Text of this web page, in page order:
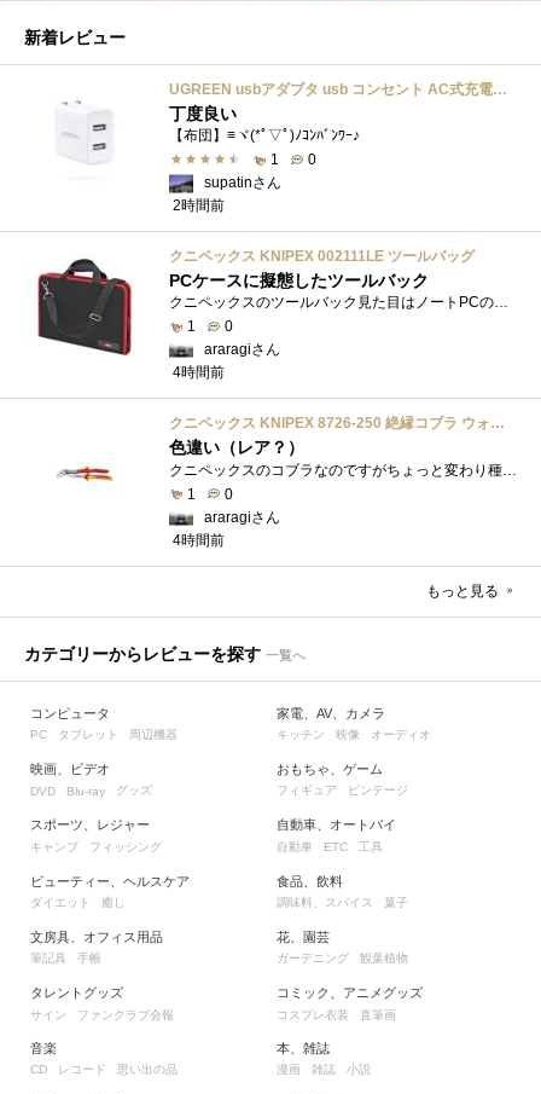
新着レビュー
UGREEN usbアダプタ usb コンセント AC式充電器 3.1A PSE認証済み 折りたたみ式プラグ 2ポート
丁度良い
【布団】≡ヾ(*ﾟ▽ﾟ)ﾉｺﾝﾊﾞﾝﾜｰ♪
1
0
supatinさん
2時間前
クニペックス KNIPEX 002111LE ツールバッグ
PCケースに擬態したツールバック
クニペックスのツールバック見た目はノートPCのバックみたい。中には工具を入れるポケットや工具を固定するゴムバンドが付いています。
1
0
araragiさん
4時間前
クニペックス KNIPEX 8726-250 絶縁コブラ ウォーターポンププライヤー 1000V
色違い（レア？）
1
0
araragiさん
4時間前
もっと見る
カテゴリーからレビューを探す 一覧へ
コンピュータ
PC タブレット 周辺機器
映画、ビデオ
DVD Blu-ray グッズ
スポーツ、レジャー
キャンプ フィッシング
ビューティー、ヘルスケア
ダイエット 癒し
文房具、オフィス用品
筆記具 手帳
タレントグッズ
サイン ファンクラブ会報
家電、AV、カメラ
キッチン 映像 オーディオ
おもちゃ、ゲーム
フィギュア ビンテージ
自動車、オートバイ
自動車 ETC 工具
食品、飲料
調味料、スパイス 菓子
花、園芸
ガーデニング 観葉植物
コミック、アニメグッズ
コスプレ衣装 直筆画
音楽
CD レコード 思い出の品
本、雑誌
漫画 雑誌 小説